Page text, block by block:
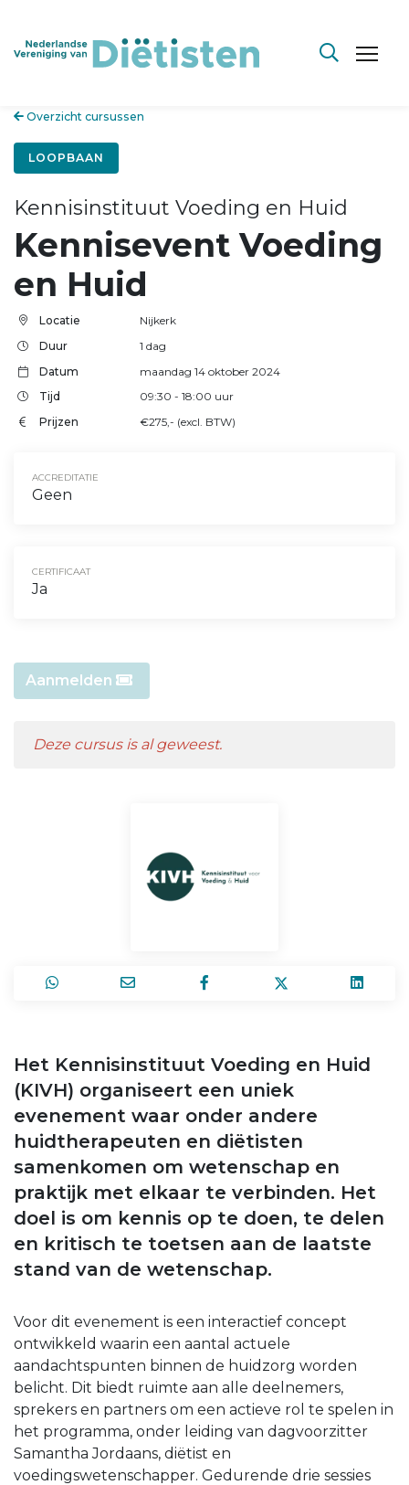
Overzicht cursussen
LOOPBAAN
Kennisinstituut Voeding en Huid
Kennisevent Voeding
en Huid
Locatie
Nijkerk
Duur
1 dag
Datum
maandag 14 oktober 2024
Tijd
09:30 - 18:00 uur
Prijzen
€275,- (excl. BTW)
ACCREDITATIE
Geen
CERTIFICAAT
Ja
Aanmelden
Deze cursus is al geweest.
Het Kennisinstituut Voeding en Huid
(KIVH) organiseert een uniek
evenement waar onder andere
huidtherapeuten en diëtisten
samenkomen om wetenschap en
praktijk met elkaar te verbinden. Het
doel is om kennis op te doen, te delen
en kritisch te toetsen aan de laatste
stand van de wetenschap.
Voor dit evenement is een interactief concept
ontwikkeld waarin een aantal actuele
aandachtspunten binnen de huidzorg worden
belicht. Dit biedt ruimte aan alle deelnemers,
sprekers en partners om een actieve rol te spelen in
het programma, onder leiding van dagvoorzitter
Samantha Jordaans, diëtist en
voedingswetenschapper. Gedurende drie sessies